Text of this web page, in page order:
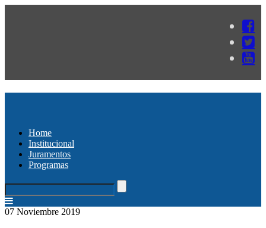
Home
Institucional
Juramentos
Programas
07 Noviembre 2019